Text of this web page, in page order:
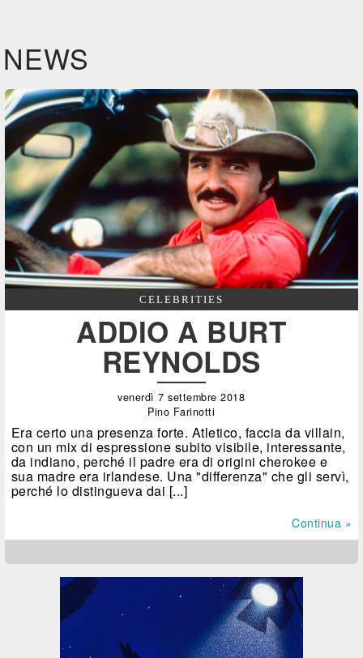
NEWS
CELEBRITIES
ADDIO A BURT
REYNOLDS
venerdì 7 settembre 2018
Pino Farinotti
Era certo una presenza forte. Atletico, faccia da villain,
con un mix di espressione subito visibile, interessante,
da indiano, perché il padre era di origini cherokee e
sua madre era irlandese. Una "differenza" che gli servì,
perché lo distingueva dai [...]
Continua »